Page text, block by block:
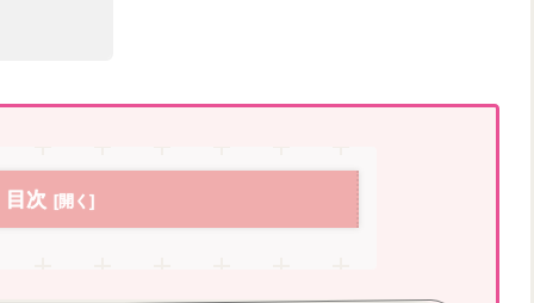
目次